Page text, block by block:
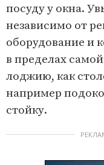
посуду у окна.
независимо от
оборудование и
в пределах
лоджию, как
например
стойку.